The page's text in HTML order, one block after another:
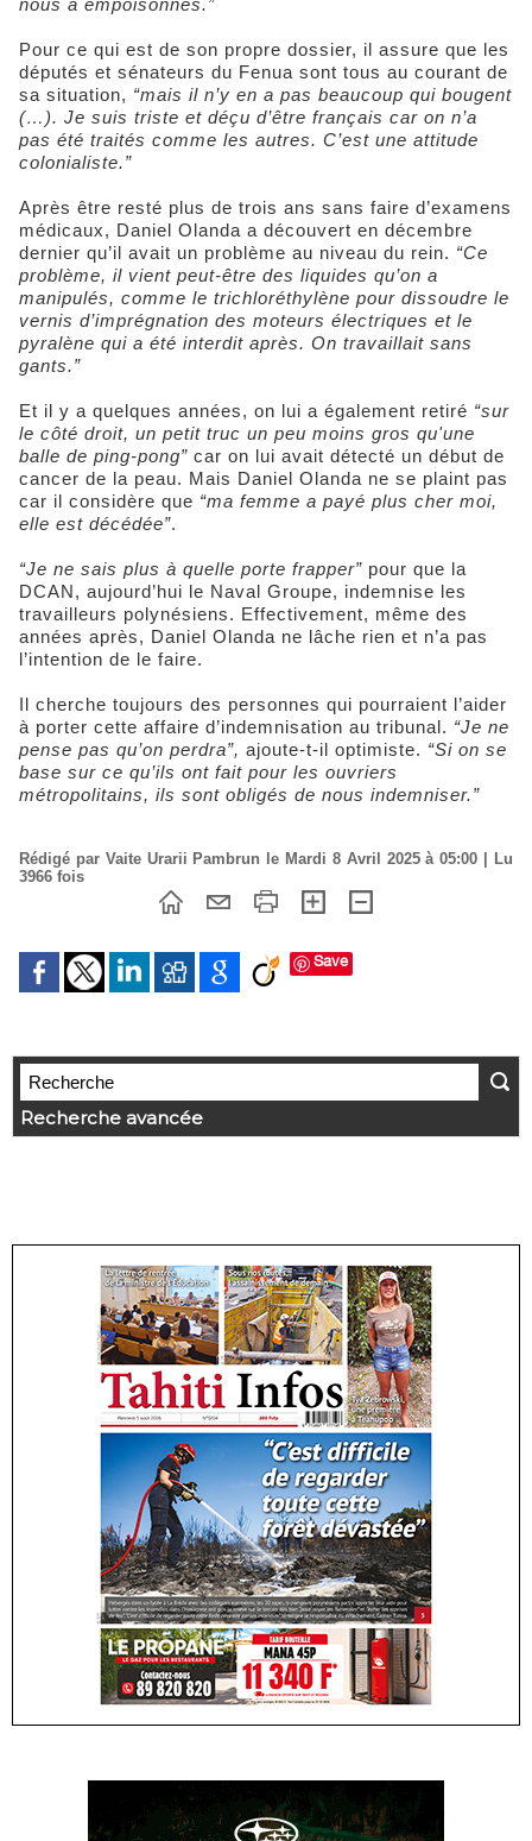
Pour ce qui est de son propre dossier, il assure que les
députés et sénateurs du Fenua sont tous au courant de
sa situation, “mais il n’y en a pas beaucoup qui bougent
(…). Je suis triste et déçu d’être français car on n’a
pas été traités comme les autres. C’est une attitude
colonialiste.”
Après être resté plus de trois ans sans faire d’examens
médicaux, Daniel Olanda a découvert en décembre
dernier qu’il avait un problème au niveau du rein. “Ce
problème, il vient peut-être des liquides qu’on a
manipulés, comme le trichloréthylène pour dissoudre le
vernis d’imprégnation des moteurs électriques et le
pyralène qui a été interdit après. On travaillait sans
gants.”
Et il y a quelques années, on lui a également retiré “sur
le côté droit, un petit truc un peu moins gros qu'une
balle de ping-pong” car on lui avait détecté un début de
cancer de la peau. Mais Daniel Olanda ne se plaint pas
car il considère que “ma femme a payé plus cher moi,
elle est décédée”.
“Je ne sais plus à quelle porte frapper” pour que la
DCAN, aujourd’hui le Naval Groupe, indemnise les
travailleurs polynésiens. Effectivement, même des
années après, Daniel Olanda ne lâche rien et n’a pas
l’intention de le faire.
Il cherche toujours des personnes qui pourraient l’aider
à porter cette affaire d’indemnisation au tribunal. “Je ne
pense pas qu’on perdra”, ajoute-t-il optimiste. “Si on se
base sur ce qu’ils ont fait pour les ouvriers
métropolitains, ils sont obligés de nous indemniser.”
Rédigé par Vaite Urarii Pambrun le Mardi 8 Avril 2025 à 05:00 | Lu
3966 fois
Save
Recherche avancée